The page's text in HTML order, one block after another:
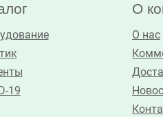
19
О
О нас